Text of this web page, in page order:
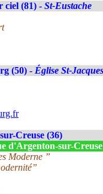
ciel (81) - St-Eustache
(50) - Église St-Jacques
Creuse (36)
d'Argenton-sur-
Moderne ”